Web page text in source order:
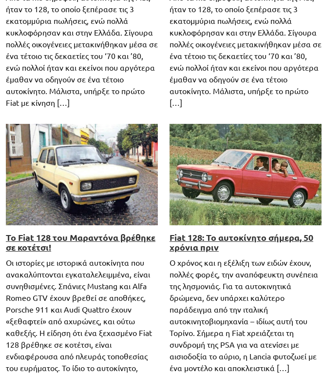
ήταν το 128, το οποίο ξεπέρασε τις 3
εκατομμύρια πωλήσεις, ενώ πολλά
κυκλοφόρησαν και στην Ελλάδα. Σίγουρα
πολλές οικογένειες μετακινήθηκαν μέσα σε
ένα τέτοιο τις δεκαετίες του ‘70 και ’80,
ενώ πολλοί ήταν και εκείνοι που αργότερα
έμαθαν να οδηγούν σε ένα τέτοιο
αυτοκίνητο. Μάλιστα, υπήρξε το πρώτο
Fiat με κίνηση […]
ήταν το 128, το οποίο ξεπέρασε τις 3
εκατομμύρια πωλήσεις, ενώ πολλά
κυκλοφόρησαν και στην Ελλάδα. Σίγουρα
πολλές οικογένειες μετακινήθηκαν μέσα σε
ένα τέτοιο τις δεκαετίες του ‘70 και ’80,
ενώ πολλοί ήταν και εκείνοι που αργότερα
έμαθαν να οδηγούν σε ένα τέτοιο
αυτοκίνητο. Μάλιστα, υπήρξε το πρώτο
[…]
Το Fiat 128 του Μαραντόνα βρέθηκε
σε κοτέτσι!
Οι ιστορίες με ιστορικά αυτοκίνητα που
ανακαλύπτονται εγκαταλελειμμένα, είναι
συνηθισμένες. Σπάνιες Mustang και Alfa
Romeo GTV έχουν βρεθεί σε αποθήκες,
Porsche 911 και Audi Quattro έχουν
«ξεθαφτεί» από αχυρώνες, και ούτω
καθεξής. Η είδηση ότι ένα ξεχασμένο Fiat
128 βρέθηκε σε κοτέτσι, είναι
ενδιαφέρουσα από πλευράς τοποθεσίας
του ευρήματος. Το ίδιο το αυτοκίνητο,
Fiat 128: Το αυτοκίνητο σήμερα, 50
χρόνια πριν
Ο χρόνος και η εξέλιξη των ειδών έχουν,
πολλές φορές, την αναπόφευκτη συνέπεια
της λησμονιάς. Για τα αυτοκινητικά
δρώμενα, δεν υπάρχει καλύτερο
παράδειγμα από την ιταλική
αυτοκινητοβιομηχανία – ιδίως αυτή του
Τορίνο. Σήμερα η Fiat χρειάζεται τη
συνδρομή της PSA για να ατενίσει με
αισιοδοξία το αύριο, η Lancia φυτοζωεί με
ένα μοντέλο και αποκλειστικά […]